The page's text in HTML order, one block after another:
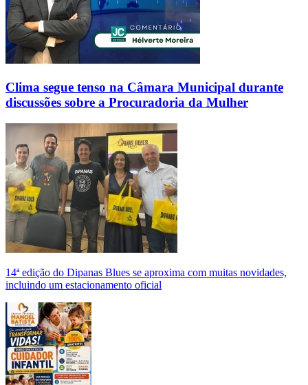
Clima segue tenso na Câmara Municipal durante
discussões sobre a Procuradoria da Mulher
14ª edição do Dipanas Blues se aproxima com muitas novidades,
incluindo um estacionamento oficial